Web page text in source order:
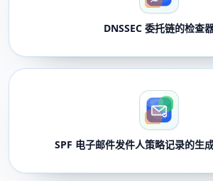
DNSSEC 委托链的检查
SPF 电子邮件发件人策略记录的生